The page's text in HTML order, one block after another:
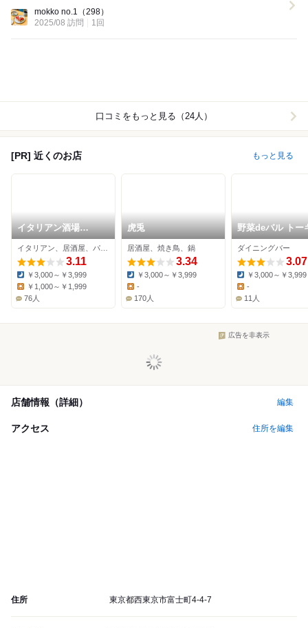
mokko no.1 （298）
2025/08 訪問
1回
口コミをもっと見る（24人）
[PR] 近くのお店 もっと見る
イタリアン酒場
HARUTA ひばりヶ丘
店
3.11
Dinner:
￥3,000～￥3,999
Lunch:
￥1,000～￥1,999
76人
虎兎
居酒屋、焼き鳥、鍋
3.34
Dinner:
￥3,000～￥3,999
-
170人
野菜deバル トー
ーダモンデ
ダイニングバー
3.07
Dinner:
￥3,000～￥3,999
Lunch:
-
11人
広告を非表示
店舗情報（詳細） 編集
アクセス 住所を編集
住所 東京都西東京市富士町4-4-7